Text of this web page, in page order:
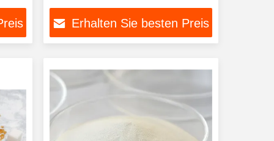
Bereich von 3,5-7,0
Erhalten Sie besten Preis